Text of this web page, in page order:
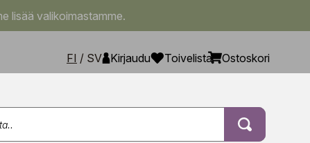
lisää valikoimastamme.
FI / SV Kirjaudu Toivelista Ostoskori